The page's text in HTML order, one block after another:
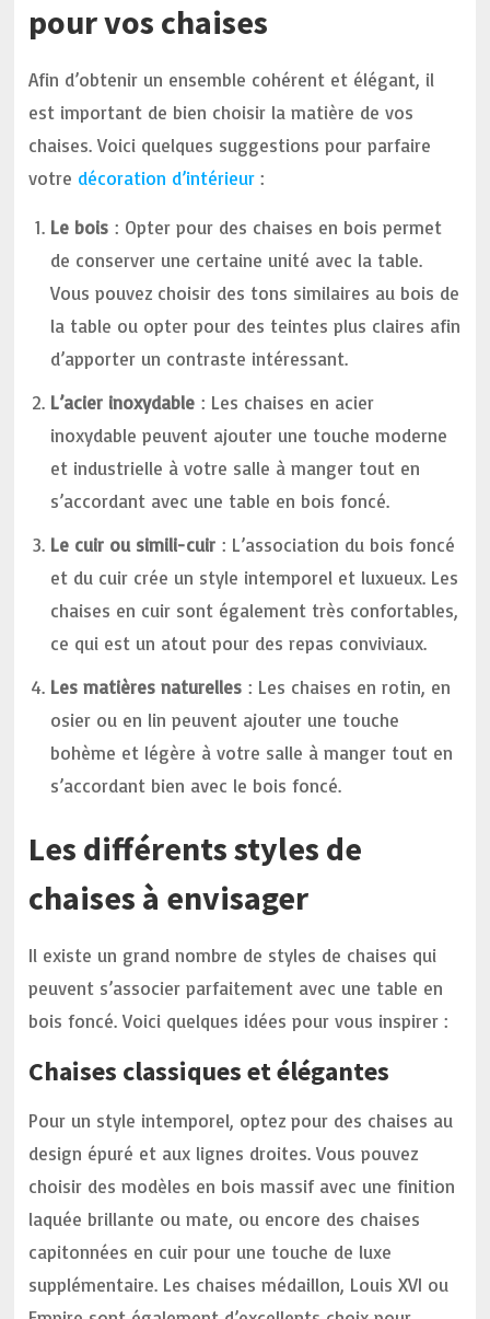
pour vos chaises
Afin d’obtenir un ensemble cohérent et élégant, il
est important de bien choisir la matière de vos
chaises. Voici quelques suggestions pour parfaire
votre décoration d’intérieur :
Le bois : Opter pour des chaises en bois permet
de conserver une certaine unité avec la table.
Vous pouvez choisir des tons similaires au bois de
la table ou opter pour des teintes plus claires afin
d’apporter un contraste intéressant.
L’acier inoxydable : Les chaises en acier
inoxydable peuvent ajouter une touche moderne
et industrielle à votre salle à manger tout en
s’accordant avec une table en bois foncé.
Le cuir ou simili-cuir : L’association du bois foncé
et du cuir crée un style intemporel et luxueux. Les
chaises en cuir sont également très confortables,
ce qui est un atout pour des repas conviviaux.
Les matières naturelles : Les chaises en rotin, en
osier ou en lin peuvent ajouter une touche
bohème et légère à votre salle à manger tout en
s’accordant bien avec le bois foncé.
Les différents styles de
chaises à envisager
Il existe un grand nombre de styles de chaises qui
peuvent s’associer parfaitement avec une table en
bois foncé. Voici quelques idées pour vous inspirer :
Chaises classiques et élégantes
Pour un style intemporel, optez pour des chaises au
design épuré et aux lignes droites. Vous pouvez
choisir des modèles en bois massif avec une finition
laquée brillante ou mate, ou encore des chaises
capitonnées en cuir pour une touche de luxe
supplémentaire. Les chaises médaillon, Louis XVI ou